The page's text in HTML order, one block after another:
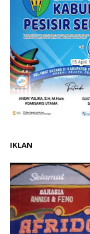
IKLAN